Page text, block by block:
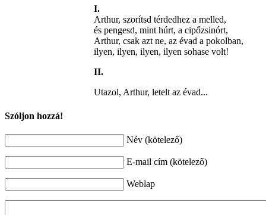
I.
Arthur, szorítsd térdedhez a melled,
és pengesd, mint húrt, a cipőzsinórt,
Arthur, csak azt ne, az évad a pokolban,
ilyen, ilyen, ilyen, ilyen sohase volt!
II.
Utazol, Arthur, letelt az évad...
Szóljon hozzá!
Név (kötelező)
E-mail cím (kötelező)
Weblap